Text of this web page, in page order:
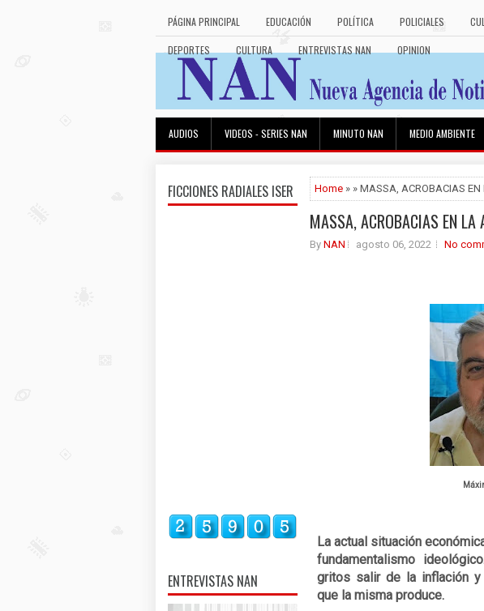
PÁGINA PRINCIPAL EDUCACIÓN POLÍTICA POLICIALES
DEPORTES CULTURA ENTREVISTAS NAN OPINION
AUDIOS VIDEOS - SERIES NAN MINUTO NAN MEDIO AMBIENTE
FICCIONES RADIALES ISER
ENTREVISTAS NAN
Home » » MASSA, ACROBACIAS
MASSA, ACROBACIAS EN LA
By NAN agosto 06, 2022 No
La actual situación
fundamentalismo
gritos salir de la inflación y
que la misma produce.